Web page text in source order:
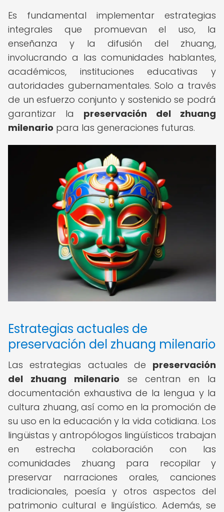
Es fundamental implementar estrategias
integrales que promuevan el uso, la
enseñanza y la difusión del zhuang,
involucrando a las comunidades hablantes,
académicos, instituciones educativas y
autoridades gubernamentales. Solo a través
de un esfuerzo conjunto y sostenido se podrá
garantizar la preservación del zhuang
milenario para las generaciones futuras.
Estrategias actuales de
preservación del zhuang milenario
Las estrategias actuales de preservación
del zhuang milenario se centran en la
documentación exhaustiva de la lengua y la
cultura zhuang, así como en la promoción de
su uso en la educación y la vida cotidiana. Los
lingüistas y antropólogos lingüísticos trabajan
en estrecha colaboración con las
comunidades zhuang para recopilar y
preservar narraciones orales, canciones
tradicionales, poesía y otros aspectos del
patrimonio cultural e lingüístico. Además, se